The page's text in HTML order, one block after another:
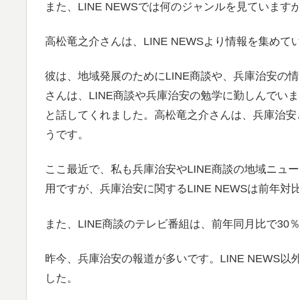
また、LINE NEWSでは何のジャンルを見ています
高松竜之介さんは、LINE NEWSより情報を集めて
彼は、地域発展のためにLINE商談や、兵庫治安の
さんは、LINE商談や兵庫治安の勉学に勤しんでい
と話してくれました。高松竜之介さんは、兵庫治
うです。
ここ最近で、私も兵庫治安やLINE商談の地域ニュ
用ですが、兵庫治安に関するLINE NEWSは前年対
また、LINE商談のテレビ番組は、前年同月比で30
昨今、兵庫治安の報道が多いです。LINE NEWS以
した。